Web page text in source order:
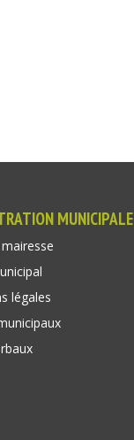
MUNICIPALE
légales